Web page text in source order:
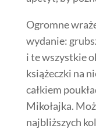
Ogromne
wydanie:
i te wszystkie
książeczki na
całkiem
Mikołajka.
najbliższych